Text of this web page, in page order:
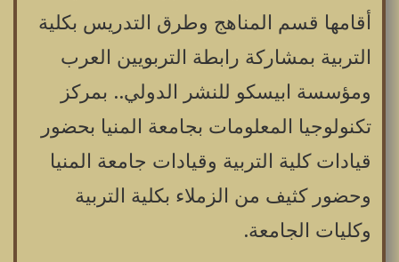
أقامها قسم المناهج وطرق التدريس بكلية
التربية بمشاركة رابطة التربويين العرب
ومؤسسة ابيسكو للنشر الدولي.. بمركز
تكنولوجيا المعلومات بجامعة المنيا بحضور
قيادات كلية التربية وقيادات جامعة المنيا
وحضور كثيف من الزملاء بكلية التربية
وكليات الجامعة.